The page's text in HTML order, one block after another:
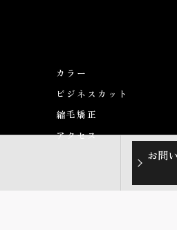
お問
カラー
ビジネスカット
縮毛矯正
アクセス